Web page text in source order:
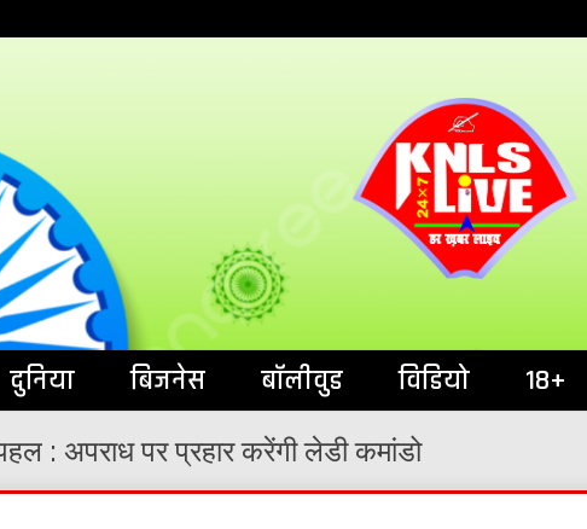
दुनिया बिजनेस बॉलीवुड विडियो 18+
: अपराध पर प्रहार करेंगी लेडी कमांडो